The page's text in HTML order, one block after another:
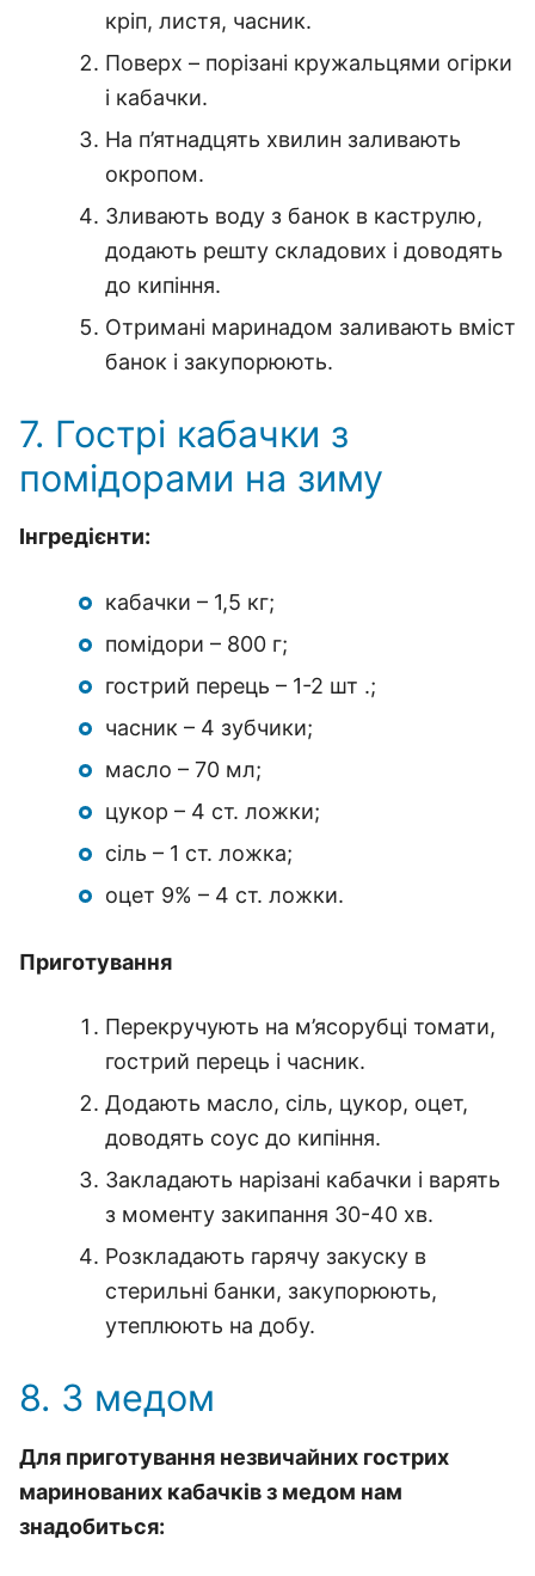
кріп, листя, часник.
Поверх – порізані кружальцями огірки
і кабачки.
На п’ятнадцять хвилин заливають
окропом.
Зливають воду з банок в каструлю,
додають решту складових і доводять
до кипіння.
Отримані маринадом заливають вміст
банок і закупорюють.
7. Гострі кабачки з
помідорами на зиму
Інгредієнти:
кабачки – 1,5 кг;
помідори – 800 г;
гострий перець – 1-2 шт .;
часник – 4 зубчики;
масло – 70 мл;
цукор – 4 ст. ложки;
сіль – 1 ст. ложка;
оцет 9% – 4 ст. ложки.
Приготування
Перекручують на м’ясорубці томати,
гострий перець і часник.
Додають масло, сіль, цукор, оцет,
доводять соус до кипіння.
Закладають нарізані кабачки і варять
з моменту закипання 30-40 хв.
Розкладають гарячу закуску в
стерильні банки, закупорюють,
утеплюють на добу.
8. З медом
Для приготування незвичайних гострих
маринованих кабачків з медом нам
знадобиться: